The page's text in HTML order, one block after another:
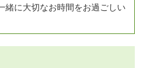
緒に大切なお時間をお過ごしい